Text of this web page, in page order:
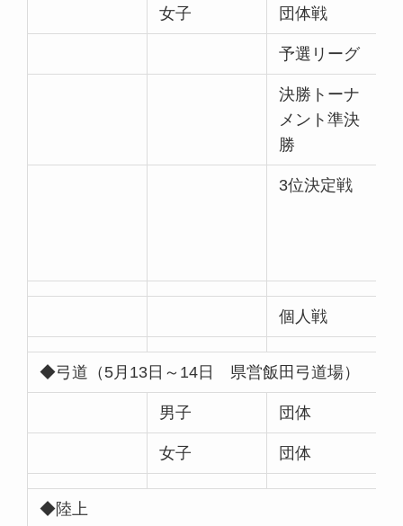
女子 団体戦
予選リーグ
決勝トーナ
メント準決
勝
3位決定戦
個人戦
◆弓道（5月13日～14日 県営飯田弓道場）
男子 団体
女子 団体
◆陸上